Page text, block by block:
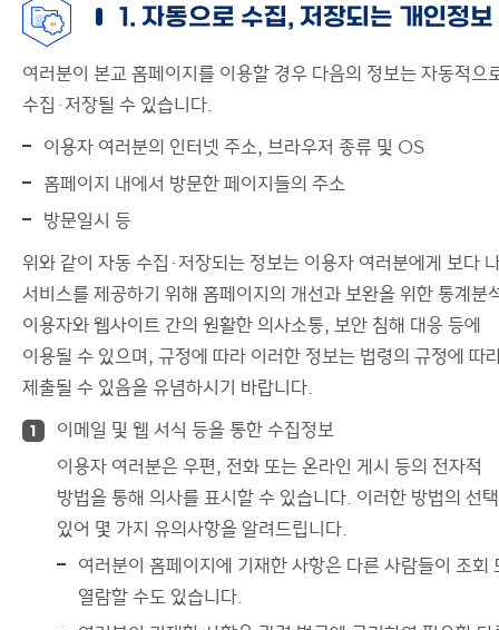
1. 자동으로 수집, 저장되는 개인정보
여러분이 본교 홈페이지를 이용할 경우 다음의 정보는 자동적으
수집·저장될 수 있습니다.
이용자 여러분의 인터넷 주소, 브라우저 종류 및 OS
홈페이지 내에서 방문한 페이지들의 주소
방문일시 등
위와 같이 자동 수집·저장되는 정보는 이용자 여러분에게 보다
서비스를 제공하기 위해 홈페이지의 개선과 보완을 위한 통계분
이용자와 웹사이트 간의 원활한 의사소통, 보안 침해 대응 등에
이용될 수 있으며, 규정에 따라 이러한 정보는 법령의 규정에 따
제출될 수 있음을 유념하시기 바랍니다.
1
이메일 및 웹 서식 등을 통한 수집정보
이용자 여러분은 우편, 전화 또는 온라인 게시 등의 전자적
방법을 통해 의사를 표시할 수 있습니다. 이러한 방법의 선
있어 몇 가지 유의사항을 알려드립니다.
여러분이 홈페이지에 기재한 사항은 다른 사람들이 조회
열람할 수도 있습니다.